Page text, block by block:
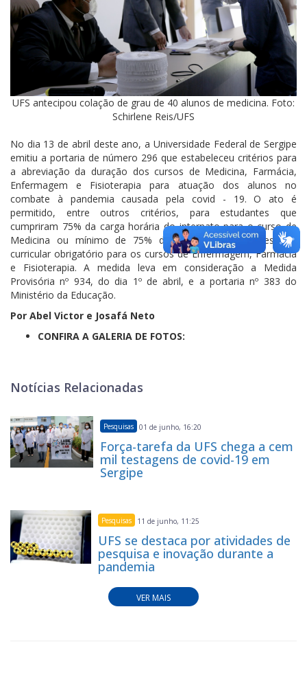
UFS antecipou colação de grau de 40 alunos de medicina. Foto:
Schirlene Reis/UFS
No dia 13 de abril deste ano, a Universidade Federal de Sergipe
emitiu a portaria de número 296 que estabeleceu critérios para
a abreviação da duração dos cursos de Medicina, Farmácia,
Enfermagem e Fisioterapia para atuação dos alunos no
combate à pandemia causada pela covid - 19. O ato é
permitido, entre outros critérios, para estudantes que
cumpriram 75% da carga horária do internato para o curso de
Medicina ou mínimo de 75% da carga horária de estágio
curricular obrigatório para os cursos de Enfermagem, Farmácia
e Fisioterapia. A medida leva em consideração a Medida
Provisória nº 934, do dia 1º de abril, e a portaria nº 383 do
Ministério da Educação.
Por Abel Victor e Josafá Neto
CONFIRA A GALERIA DE FOTOS:
Notícias Relacionadas
Pesquisas 01 de junho, 16:20
Força-tarefa da UFS chega a cem
mil testagens de covid-19 em
Sergipe
Pesquisas 11 de junho, 11:25
UFS se destaca por atividades de
pesquisa e inovação durante a
pandemia
VER MAIS